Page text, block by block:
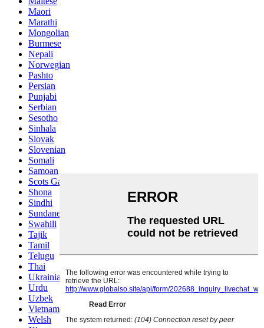
Maori
Marathi
Mongolian
Burmese
Nepali
Norwegian
Pashto
Persian
Punjabi
Serbian
Sesotho
Sinhala
Slovak
Slovenian
Somali
Samoan
Scots Gaelic
Shona
Sindhi
Sundanese
Swahili
Tajik
Tamil
Telugu
Thai
Ukrainian
Urdu
Uzbek
Vietnamese
Welsh